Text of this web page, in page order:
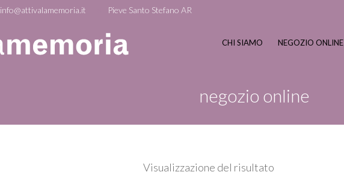
info@attivalamemoria.it Pieve Santo Stefano AR
CHI SIAMO NEGOZIO ONLINE
negozio online
Visualizzazione del risultato